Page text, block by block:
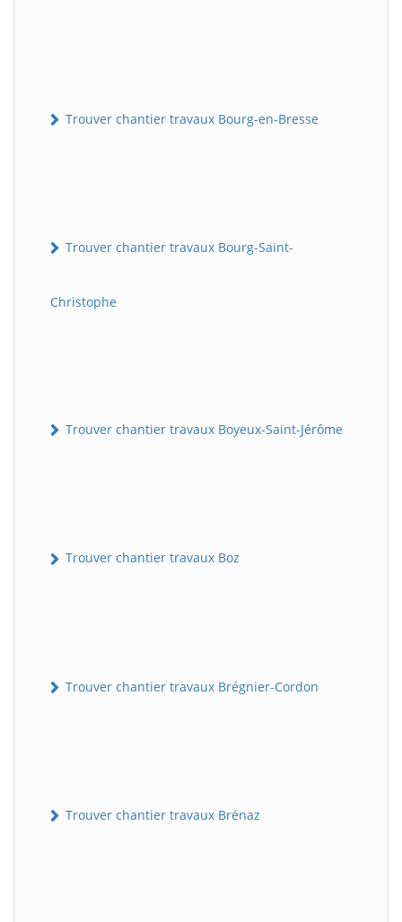
Trouver chantier travaux Bourg-en-Bresse
Trouver chantier travaux Bourg-Saint-
Christophe
Trouver chantier travaux Boyeux-Saint-Jérôme
Trouver chantier travaux Boz
Trouver chantier travaux Brégnier-Cordon
Trouver chantier travaux Brénaz